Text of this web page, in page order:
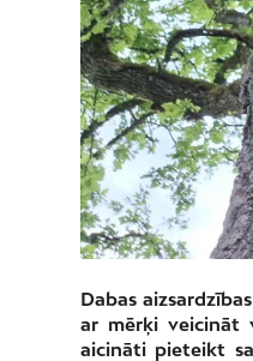
Dabas
ar mērķi veicināt
aicināti pieteikt